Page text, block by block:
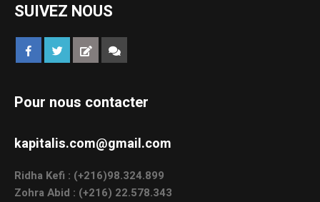
SUIVEZ NOUS
Pour nous contacter
kapitalis.com@gmail.com
Ridha Kefi : (+216)98.324.899
Zohra Abid : (+216) 22.578.343